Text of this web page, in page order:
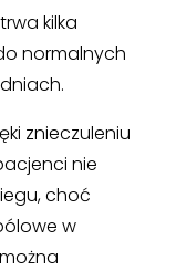
kilka
normalnych
znieczuleniu
nie
choć
w